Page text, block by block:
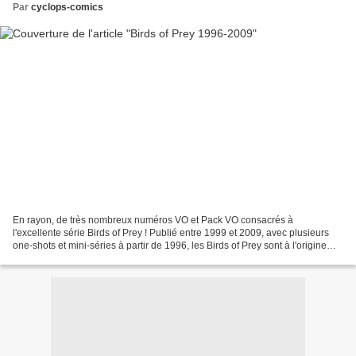
Par cyclops-comics
En rayon, de très nombreux numéros VO et Pack VO consacrés à
l'excellente série Birds of Prey ! Publié entre 1999 et 2009, avec plusieurs
one-shots et mini-séries à partir de 1996, les Birds of Prey sont à l'origine